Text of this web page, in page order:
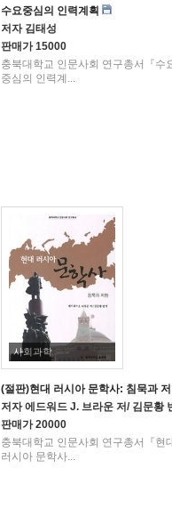
수요중심의 인력계획
저자김태성
판매가15000
충북대학교 인문사회 연구총서『수
중심의 인력계...
사회과학
(절판)현대 러시아 문학사: 침묵과
저자에드워드 J. 브라운 저/ 김문황
판매가20000
충북대학교 인문사회 연구총서『현
러시아 문학사...